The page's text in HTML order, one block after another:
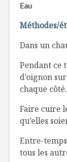
Eau
Méthodes/
Dans un
Pendant ce
d’oignon
chaque côté.
Faire cuire
qu’elles
Entre-
tous les